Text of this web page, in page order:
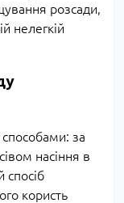
розсади,
нелегкій
за
насіння в
спосіб
користь